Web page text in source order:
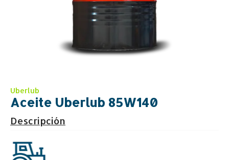
Uberlub
Aceite Uberlub 85W140
Descripción